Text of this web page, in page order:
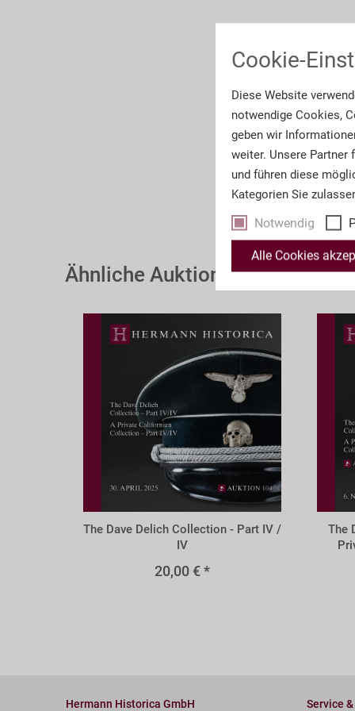
Ähnliche Auktionskataloge
The Dave Delich Collection - Part IV /
IV
20,00 € *
The
Hermann Historica GmbH Service
Cookie-
Diese Website
notwendige Cookies,
geben wir
weiter. Unsere Partner
und führen diese
Kategorien Sie
Notwendig
Alle Cookies